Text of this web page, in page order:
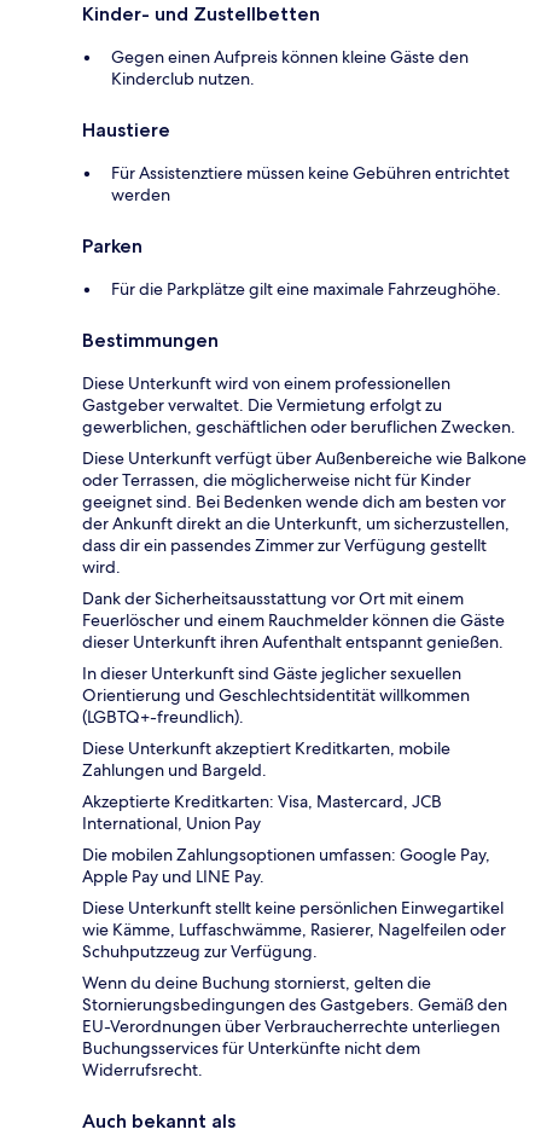
Kinder- und Zustellbetten
Gegen einen Aufpreis können kleine Gäste den
Kinderclub nutzen.
Haustiere
Für Assistenztiere müssen keine Gebühren entrichtet
werden
Parken
Für die Parkplätze gilt eine maximale Fahrzeughöhe.
Bestimmungen
Diese Unterkunft wird von einem professionellen
Gastgeber verwaltet. Die Vermietung erfolgt zu
gewerblichen, geschäftlichen oder beruflichen Zwecken.
Diese Unterkunft verfügt über Außenbereiche wie Balkone
oder Terrassen, die möglicherweise nicht für Kinder
geeignet sind. Bei Bedenken wende dich am besten vor
der Ankunft direkt an die Unterkunft, um sicherzustellen,
dass dir ein passendes Zimmer zur Verfügung gestellt
wird.
Dank der Sicherheitsausstattung vor Ort mit einem
Feuerlöscher und einem Rauchmelder können die Gäste
dieser Unterkunft ihren Aufenthalt entspannt genießen.
In dieser Unterkunft sind Gäste jeglicher sexuellen
Orientierung und Geschlechtsidentität willkommen
(LGBTQ+-freundlich).
Diese Unterkunft akzeptiert Kreditkarten, mobile
Zahlungen und Bargeld.
Akzeptierte Kreditkarten: Visa, Mastercard, JCB
International, Union Pay
Die mobilen Zahlungsoptionen umfassen: Google Pay,
Apple Pay und LINE Pay.
Diese Unterkunft stellt keine persönlichen Einwegartikel
wie Kämme, Luffaschwämme, Rasierer, Nagelfeilen oder
Schuhputzzeug zur Verfügung.
Wenn du deine Buchung stornierst, gelten die
Stornierungsbedingungen des Gastgebers. Gemäß den
EU-Verordnungen über Verbraucherrechte unterliegen
Buchungsservices für Unterkünfte nicht dem
Widerrufsrecht.
Auch bekannt als